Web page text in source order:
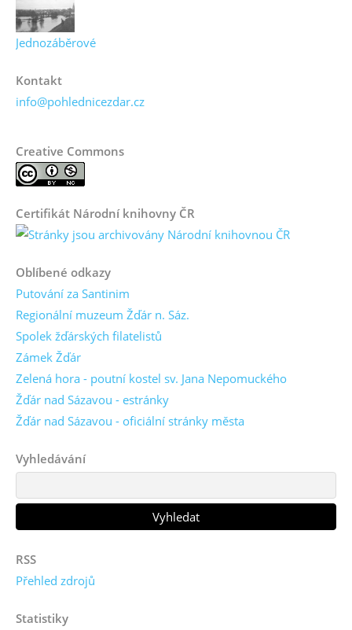
Jednozáběrové
Kontakt
info@pohlednicezdar.cz
Creative Commons
Certifikát Národní knihovny ČR
Oblíbené odkazy
Putování za Santinim
Regionální muzeum Žďár n. Sáz.
Spolek žďárských filatelistů
Zámek Žďár
Zelená hora - poutní kostel sv. Jana Nepomuckého
Žďár nad Sázavou - estránky
Žďár nad Sázavou - oficiální stránky města
Vyhledávání
RSS
Přehled zdrojů
Statistiky